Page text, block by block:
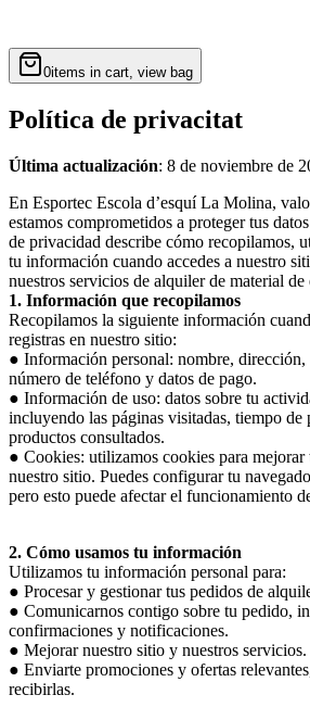
0items in cart, view bag
Política de privacitat
Última actualización: 8 de noviembre de
En Esportec Escola d’esquí La Molina,
estamos comprometidos a proteger tus
de privacidad describe cómo recopilamos,
tu información cuando accedes a nuestro
nuestros servicios de alquiler de material de
1. Información que recopilamos
Recopilamos la siguiente información
registras en nuestro sitio:
● Información personal: nombre, dirección,
número de teléfono y datos de pago.
● Información de uso: datos sobre tu
incluyendo las páginas visitadas, tiempo de
productos consultados.
● Cookies: utilizamos cookies para mejorar
nuestro sitio. Puedes configurar tu
pero esto puede afectar el funcionamiento
2. Cómo usamos tu información
Utilizamos tu información personal para:
● Procesar y gestionar tus pedidos de
● Comunicarnos contigo sobre tu pedido,
confirmaciones y notificaciones.
● Mejorar nuestro sitio y nuestros servicios.
● Enviarte promociones y ofertas
recibirlas.